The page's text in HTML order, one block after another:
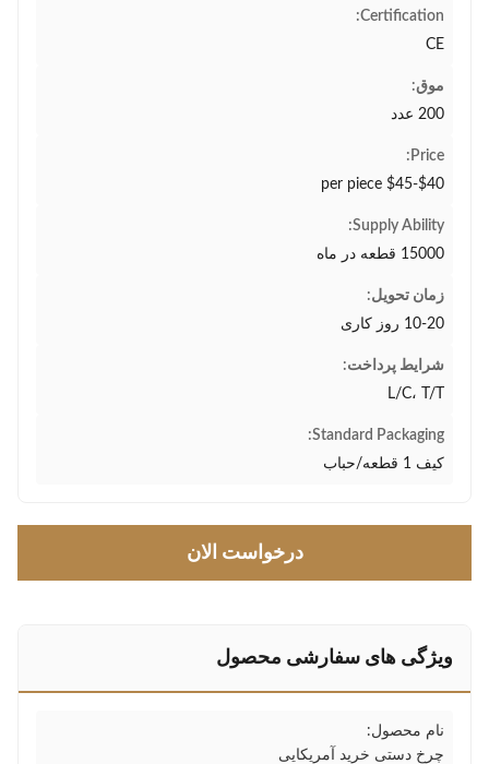
Certification:
CE
موق:
200 عدد
Price:
$40-$45 per piece
Supply Ability:
15000 قطعه در ماه
زمان تحویل:
10-20 روز کاری
شرایط پرداخت:
L/C، T/T
Standard Packaging:
کیف 1 قطعه/حباب
درخواست الان
ویژگی های سفارشی محصول
نام محصول:
چرخ دستی خرید آمریکایی